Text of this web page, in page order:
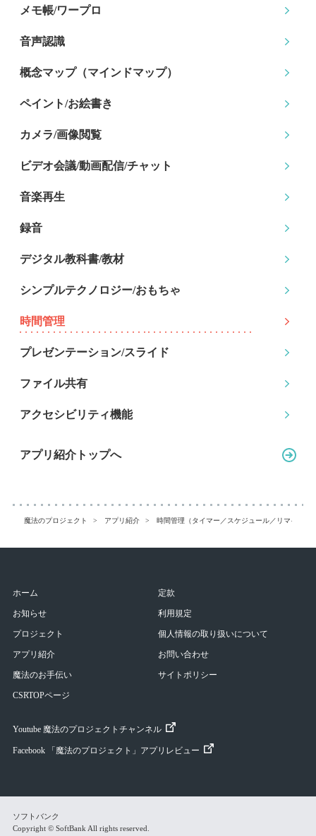
魔法のプロジェクト アプリ紹介 時間管理（タイマー／スケジュール／リマインダ
メモ帳/ワープロ
音声認識
概念マップ（マインドマップ）
ペイント/お絵書き
カメラ/画像閲覧
ビデオ会議/動画配信/チャット
音楽再生
録音
デジタル教科書/教材
シンプルテクノロジー/おもちゃ
時間管理
プレゼンテーション/スライド
ファイル共有
アクセシビリティ機能
アプリ紹介トップへ
ホーム
お知らせ
プロジェクト
アプリ紹介
魔法のお手伝い
CSRTOPページ
定款
利用規定
個人情報の取り扱いについて
お問い合わせ
サイトポリシー
Youtube 魔法のプロジェクトチャンネル
Facebook 「魔法のプロジェクト」アプリレビュー
ソフトバンク
Copyright © SoftBank All rights reserved.